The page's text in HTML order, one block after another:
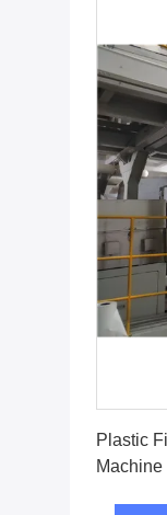
Plastic
Machine